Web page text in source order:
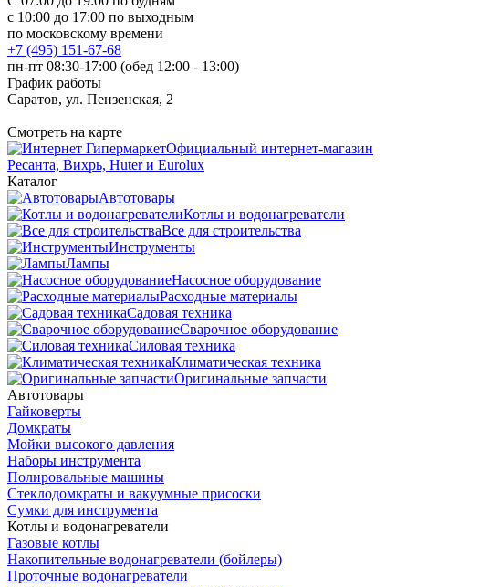
с 10:00 до 17:00 по выходным
по московскому времени
+7 (495) 151-67-68
пн-пт 08:30-17:00 (обед 12:00 - 13:00)
График работы
Саратов, ул. Пензенская, 2
Смотреть на карте
Официальный интернет-магазин
Ресанта, Вихрь, Huter и Eurolux
Каталог
Автотовары
Котлы и водонагреватели
Все для строительства
Инструменты
Лампы
Насосное оборудование
Расходные материалы
Садовая техника
Сварочное оборудование
Силовая техника
Климатическая техника
Оригинальные запчасти
Автотовары
Гайковерты
Домкраты
Мойки высокого давления
Наборы инструмента
Полировальные машины
Стеклодомкраты и вакуумные присоски
Сумки для инструмента
Котлы и водонагреватели
Газовые котлы
Накопительные водонагреватели (бойлеры)
Проточные водонагреватели